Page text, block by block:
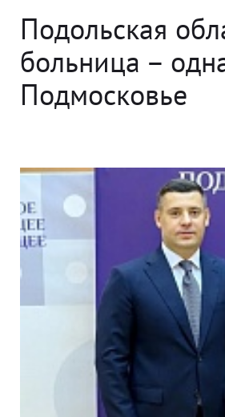
Подольская
больница –
Подмосковье